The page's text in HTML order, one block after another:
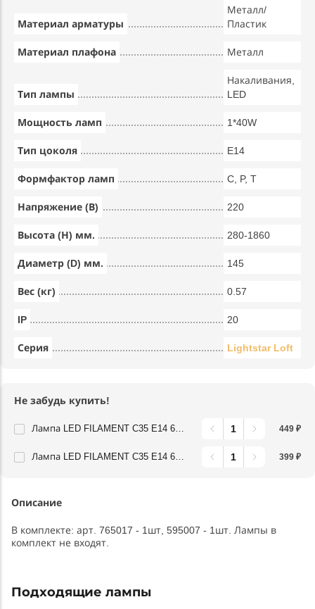
Материал арматуры
Металл/
Пластик
Материал плафона Металл
Тип лампы
Накаливания,
LED
Мощность ламп 1*40W
Тип цоколя E14
Формфактор ламп C, P, T
Напряжение (В) 220
Высота (Н) мм. 280-1860
Диаметр (D) мм. 145
Вес (кг) 0.57
IP 20
Серия Lightstar Loft
Не забудь купить!
Лампа LED FILAMENT C35 E14 6W 220V 3000K 360G CL Lightstar 933702 449 ₽
Лампа LED FILAMENT C35 E14 6W 220V 4000K 360G CL Lightstar 933704 399 ₽
Описание
В комплекте: арт. 765017 - 1шт, 595007 - 1шт. Лампы в
комплект не входят.
Подходящие лампы